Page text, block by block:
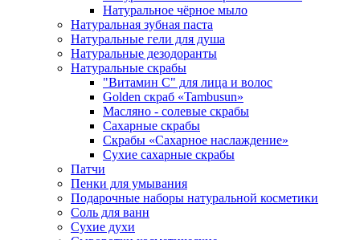
Натуральное чёрное мыло
Натуральная зубная паста
Натуральные гели для душа
Натуральные дезодоранты
Натуральные скрабы
"Витамин С" для лица и волос
Golden скраб «Tambusun»
Масляно - солевые скрабы
Сахарные скрабы
Скрабы «Сахарное наслаждение»
Сухие сахарные скрабы
Патчи
Пенки для умывания
Подарочные наборы натуральной косметики
Соль для ванн
Сухие духи